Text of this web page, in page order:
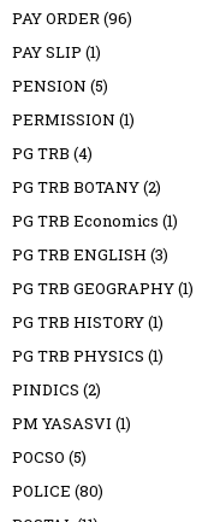
PAY ORDER(96)
PAY SLIP (1)
PENSION (5)
PERMISSION (1)
PG TRB (4)
PG TRB BOTANY(2)
PG TRB Economics (1)
PG TRB ENGLISH (3)
PG TRB GEOGRAPHY(1)
PG TRB HISTORY(1)
PG TRB PHYSICS (1)
PINDICS (2)
PM YASASVI (1)
POCSO (5)
POLICE (80)